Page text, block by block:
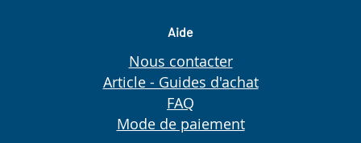
Aide
Nous contacter
Article - Guides d'achat
FAQ
Mode de paiement